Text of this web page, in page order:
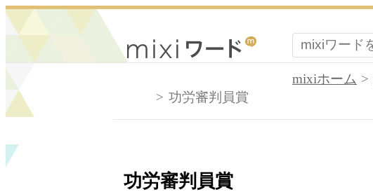
mixiホーム
功労審判員賞
功労審判員賞